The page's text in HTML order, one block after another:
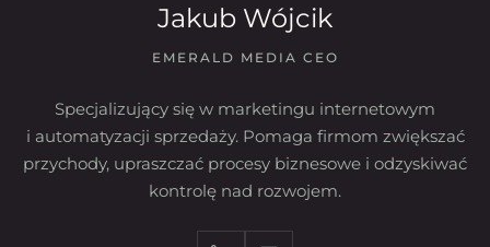
Jakub Wójcik
EMERALD MEDIA CEO
Specjalizujący się w marketingu internetowym
i automatyzacji sprzedaży. Pomaga firmom zwiększać
przychody, upraszczać procesy biznesowe i odzyskiwać
kontrolę nad rozwojem.